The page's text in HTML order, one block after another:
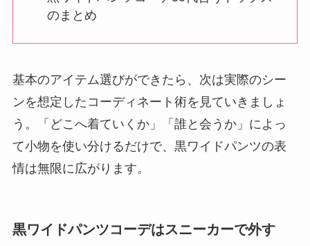
のまとめ
基本のアイテム選びができたら、次は実際のシー
ンを想定したコーディネート術を見ていきましょ
う。「どこへ着ていくか」「誰と会うか」によっ
て小物を使い分けるだけで、黒ワイドパンツの表
情は無限に広がります。
黒ワイドパンツコーデはスニーカーで外す